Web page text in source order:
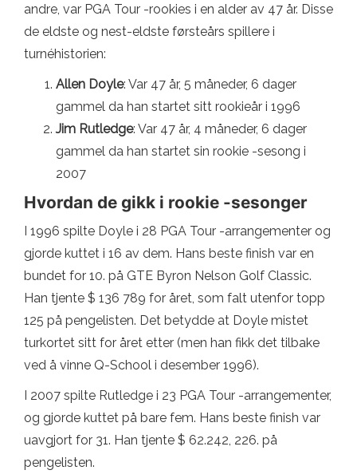
andre, var PGA Tour -rookies i en alder av 47 år. Disse
de eldste og nest-eldste førsteårs spillere i
turnéhistorien:
Allen Doyle: Var 47 år, 5 måneder, 6 dager
gammel da han startet sitt rookieår i 1996
Jim Rutledge: Var 47 år, 4 måneder, 6 dager
gammel da han startet sin rookie -sesong i
2007
Hvordan de gikk i rookie -sesonger
I 1996 spilte Doyle i 28 PGA Tour -arrangementer og
gjorde kuttet i 16 av dem. Hans beste finish var en
bundet for 10. på GTE Byron Nelson Golf Classic.
Han tjente $ 136 789 for året, som falt utenfor topp
125 på pengelisten. Det betydde at Doyle mistet
turkortet sitt for året etter (men han fikk det tilbake
ved å vinne Q-School i desember 1996).
I 2007 spilte Rutledge i 23 PGA Tour -arrangementer,
og gjorde kuttet på bare fem. Hans beste finish var
uavgjort for 31. Han tjente $ 62.242, 226. på
pengelisten.